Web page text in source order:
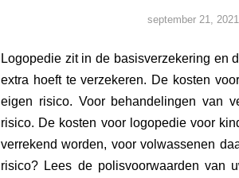
september 21, 2021
Logopedie zit in de basisverzekering en
extra hoeft te verzekeren. De kosten
eigen risico. Voor behandelingen van
risico. De kosten voor logopedie voor
verrekend worden, voor volwassenen
risico? Lees de polisvoorwaarden van